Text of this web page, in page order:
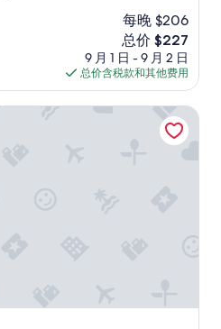
每晚 $206
新
价
格
$227
总价 $227
9 月 1 日 - 9 月 2 日
总价含税款和其他费用